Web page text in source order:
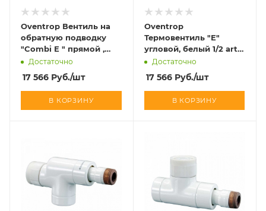
Oventrop Вентиль на
обратную подводку
"Combi E " прямой ,
белый 1/2 art 1167062
Достаточно
17 566 Руб./шт
В КОРЗИНУ
Oventrop
Термовентиль "E"
угловой, белый 1/2 art
1163062
Достаточно
17 566Руб./шт
В КОРЗИНУ